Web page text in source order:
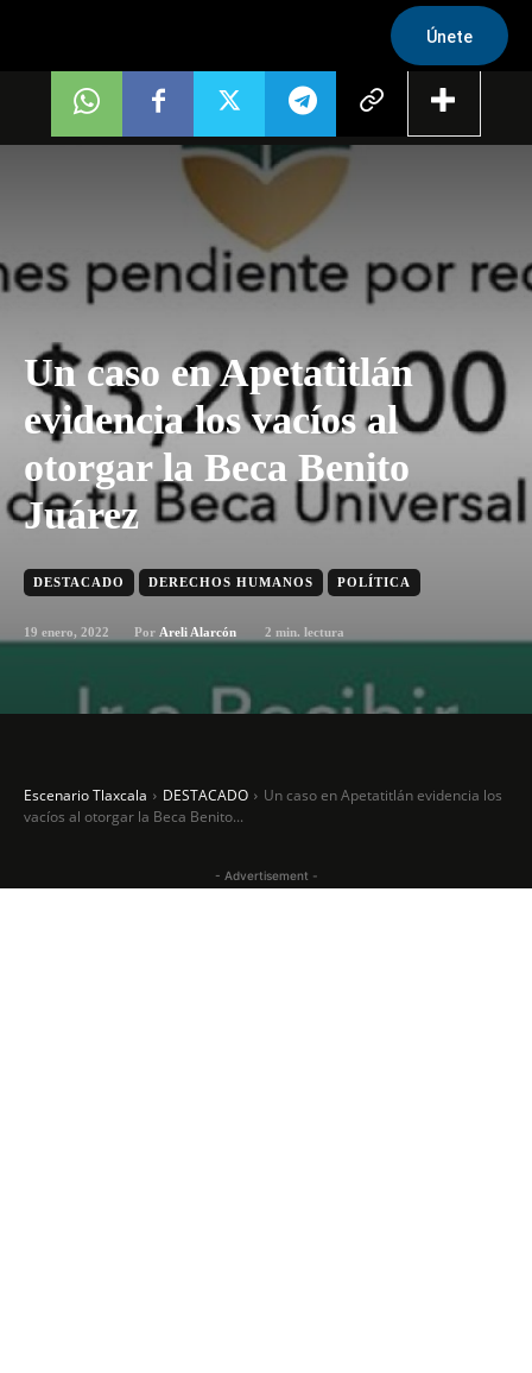
Únete
Un caso en Apetatitlán
evidencia los vacíos al
otorgar la Beca Benito
Juárez
DESTACADO DERECHOS HUMANOS POLÍTICA
19 enero, 2022 Por Areli Alarcón 2 min. lectura
Escenario Tlaxcala DESTACADO
Un caso en Apetatitlán evidencia los
vacíos al otorgar la Beca Benito...
- Advertisement -